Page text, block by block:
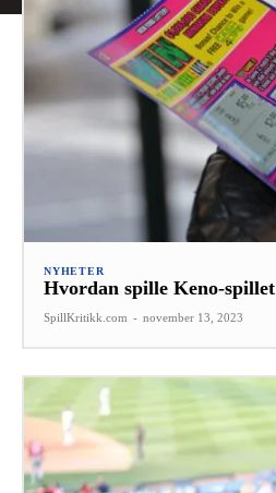
NYHETER
Hvordan spille Keno-spillet
SpillKritikk.com - november 13, 2023